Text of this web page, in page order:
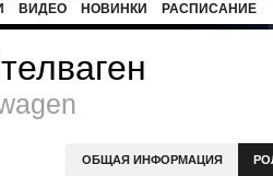
ВИДЕО НОВИНКИ РАСПИСАНИЕ
ОБЩАЯ ИНФОРМАЦИЯ